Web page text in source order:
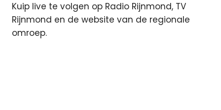
Kuip live te volgen op Radio Rijnmond, TV
Rijnmond en de website van de regionale
omroep.